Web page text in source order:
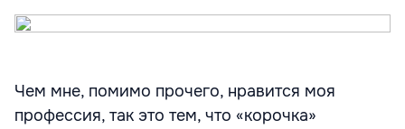
Чем мне, помимо прочего, нравится моя
профессия, так это тем, что «корочка»